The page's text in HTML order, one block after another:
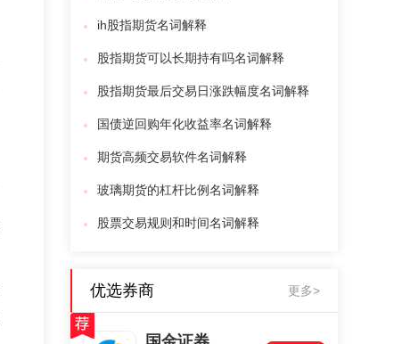
ih股指期货名词解释
股指期货可以长期持有吗名词解释
股指期货最后交易日涨跌幅度名词解释
国债逆回购年化收益率名词解释
期货高频交易软件名词解释
玻璃期货的杠杆比例名词解释
股票交易规则和时间名词解释
优选券商 更多>